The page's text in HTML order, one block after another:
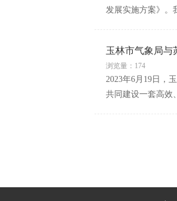
发展实施方案》。
玉林市气象局与
浏览量：174
2023年6月19日，
共同建设一套高效